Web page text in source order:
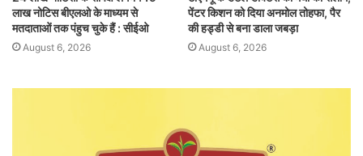
लाख नोटिस बीएलओ के माध्यम से
मतदाताओं तक पंहुच चुके हैं : सीईओ
August 6, 2026
पेंटर किशन को दिया अनमोल तोहफा, पैर
की हड्डी से बना डाला जबड़ा
August 6, 2026